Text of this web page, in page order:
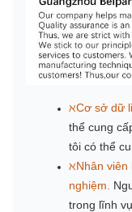
ℵCơ sở dữ
thể cung
tôi có thể
ℵNhân viên
nghiệm.
trong lĩnh